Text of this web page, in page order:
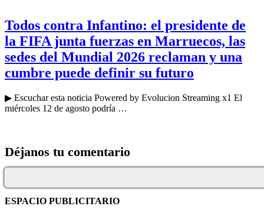
Todos contra Infantino: el presidente de
la FIFA junta fuerzas en Marruecos, las
sedes del Mundial 2026 reclaman y una
cumbre puede definir su futuro
▶ Escuchar esta noticia Powered by Evolucion Streaming x1 El
miércoles 12 de agosto podría …
Déjanos tu comentario
ESPACIO PUBLICITARIO